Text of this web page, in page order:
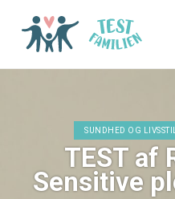
SUNDHED OG
TEST af
Sensitive